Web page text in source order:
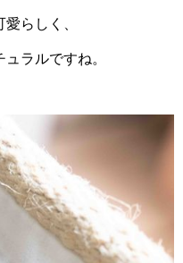
らしく、
ラルですね。